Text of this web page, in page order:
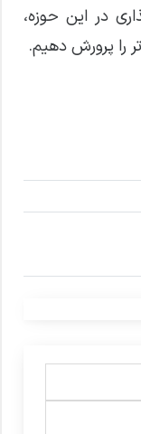
در این حوزه،
را پرورش دهیم.